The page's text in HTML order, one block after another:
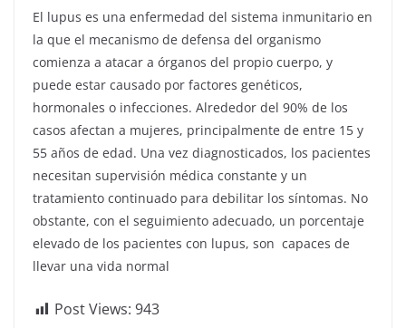
El lupus es una enfermedad del sistema inmunitario en
la que el mecanismo de defensa del organismo
comienza a atacar a órganos del propio cuerpo, y
puede estar causado por factores genéticos,
hormonales o infecciones. Alrededor del 90% de los
casos afectan a mujeres, principalmente de entre 15 y
55 años de edad. Una vez diagnosticados, los pacientes
necesitan supervisión médica constante y un
tratamiento continuado para debilitar los síntomas. No
obstante, con el seguimiento adecuado, un porcentaje
elevado de los pacientes con lupus, son capaces de
llevar una vida normal
Post Views: 943